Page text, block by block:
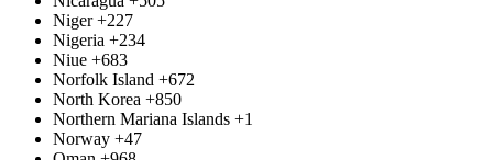
Niger +227
Nigeria +234
Niue +683
Norfolk Island +672
North Korea +850
Northern Mariana Islands +1
Norway +47